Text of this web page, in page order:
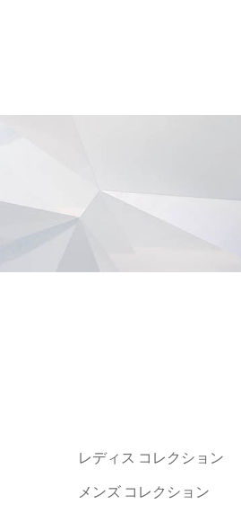
レディス コレクション
メンズ コレクション